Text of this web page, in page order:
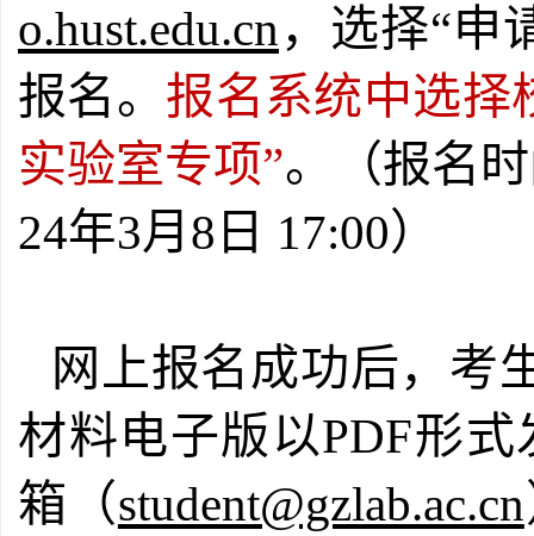
o.hust.edu.cn ，选择“申
报名。 报名系统中选择
实验室专项”。（报名
24年3月8日 17:00）
网上报名成功后，考
材料电子版以PDF形式
箱 （student@gzlab.ac.cn